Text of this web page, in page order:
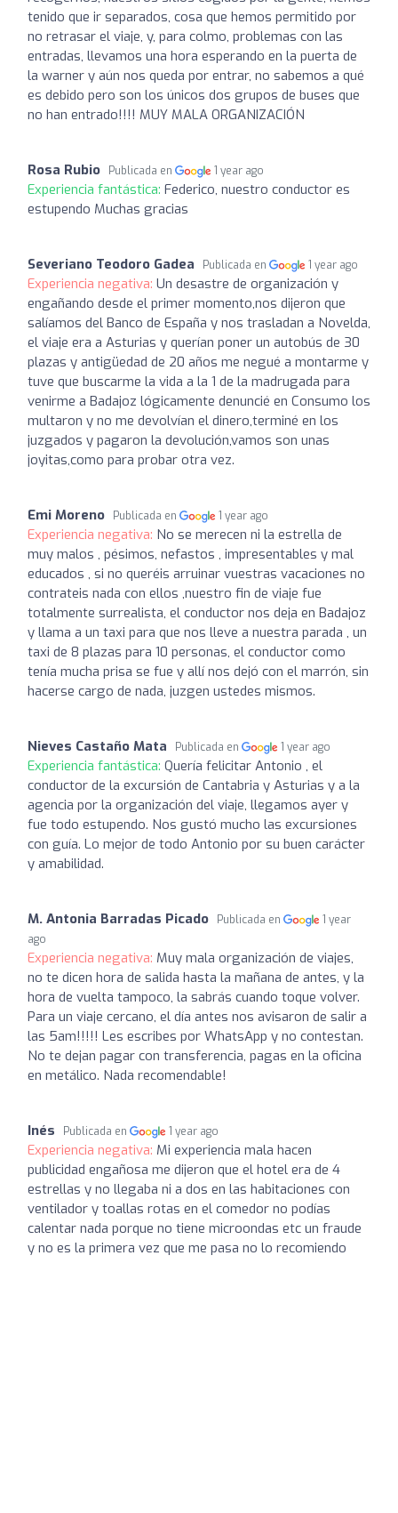
tenido que ir separados, cosa que hemos permitido por
no retrasar el viaje, y, para colmo, problemas con las
entradas, llevamos una hora esperando en la puerta de
la warner y aún nos queda por entrar, no sabemos a qué
es debido pero son los únicos dos grupos de buses que
no han entrado!!!! MUY MALA ORGANIZACIÓN
Rosa Rubio Publicada en 1 year ago
Experiencia fantástica: Federico, nuestro conductor es
estupendo Muchas gracias
Severiano Teodoro Gadea Publicada en 1 year ago
Experiencia negativa: Un desastre de organización y
engañando desde el primer momento,nos dijeron que
salíamos del Banco de España y nos trasladan a Novelda,
el viaje era a Asturias y querían poner un autobús de 30
plazas y antigüedad de 20 años me negué a montarme y
tuve que buscarme la vida a la 1 de la madrugada para
venirme a Badajoz lógicamente denuncié en Consumo los
multaron y no me devolvían el dinero,terminé en los
juzgados y pagaron la devolución,vamos son unas
joyitas,como para probar otra vez.
Emi Moreno Publicada en 1 year ago
Experiencia negativa: No se merecen ni la estrella de
muy malos , pésimos, nefastos , impresentables y mal
educados , si no queréis arruinar vuestras vacaciones no
contrateis nada con ellos ,nuestro fin de viaje fue
totalmente surrealista, el conductor nos deja en Badajoz
y llama a un taxi para que nos lleve a nuestra parada , un
taxi de 8 plazas para 10 personas, el conductor como
tenía mucha prisa se fue y allí nos dejó con el marrón, sin
hacerse cargo de nada, juzgen ustedes mismos.
Nieves Castaño Mata Publicada en 1 year ago
Experiencia fantástica: Quería felicitar Antonio , el
conductor de la excursión de Cantabria y Asturias y a la
agencia por la organización del viaje, llegamos ayer y
fue todo estupendo. Nos gustó mucho las excursiones
con guía. Lo mejor de todo Antonio por su buen carácter
y amabilidad.
M. Antonia Barradas Picado Publicada en
1 year
ago
Experiencia negativa: Muy mala organización de viajes,
no te dicen hora de salida hasta la mañana de antes, y la
hora de vuelta tampoco, la sabrás cuando toque volver.
Para un viaje cercano, el día antes nos avisaron de salir a
las 5am!!!!! Les escribes por WhatsApp y no contestan.
No te dejan pagar con transferencia, pagas en la oficina
en metálico. Nada recomendable!
Inés Publicada en 1 year ago
Experiencia negativa: Mi experiencia mala hacen
publicidad engañosa me dijeron que el hotel era de 4
estrellas y no llegaba ni a dos en las habitaciones con
ventilador y toallas rotas en el comedor no podías
calentar nada porque no tiene microondas etc un fraude
y no es la primera vez que me pasa no lo recomiendo